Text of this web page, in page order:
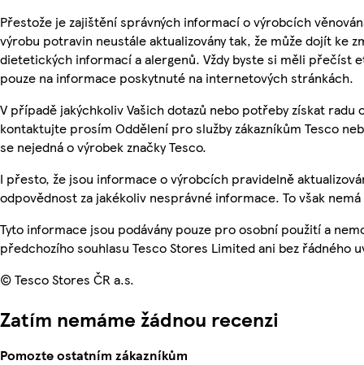
Přestože je zajištění správných informací o výrobcích
výrobu potravin neustále aktualizovány tak, že může dojít ke
dietetických informací a alergenů. Vždy byste si měli přečíst
pouze na informace poskytnuté na internetových stránkách.
V případě jakýchkoliv Vašich dotazů nebo potřeby získat radu
kontaktujte prosím Oddělení pro služby zákazníkům Tesco
se nejedná o výrobek značky Tesco.
I přesto, že jsou informace o výrobcích pravidelně
odpovědnost za jakékoliv nesprávné informace. To však
Tyto informace jsou podávány pouze pro osobní použití a
předchozího souhlasu Tesco Stores Limited ani bez řádného
© Tesco Stores ČR a.s.
Zatím nemáme žádnou recenzi
Pomozte ostatním zákazníkům